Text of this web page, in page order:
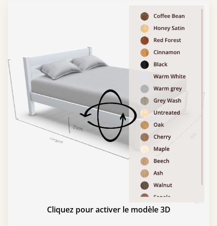
Cliquez pour activer le modèle 3D